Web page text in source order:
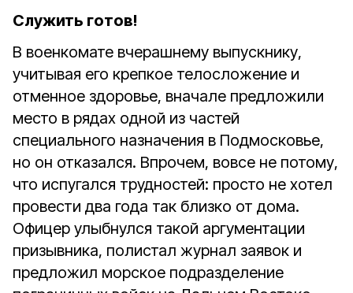
Служить готов!
В военкомате вчерашнему выпускнику,
учитывая его крепкое телосложение и
отменное здоровье, вначале предложили
место в рядах одной из частей
специального назначения в Подмосковье,
но он отказался. Впрочем, вовсе не потому,
что испугался трудностей: просто не хотел
провести два года так близко от дома.
Офицер улыбнулся такой аргументации
призывника, полистал журнал заявок и
предложил морское подразделение